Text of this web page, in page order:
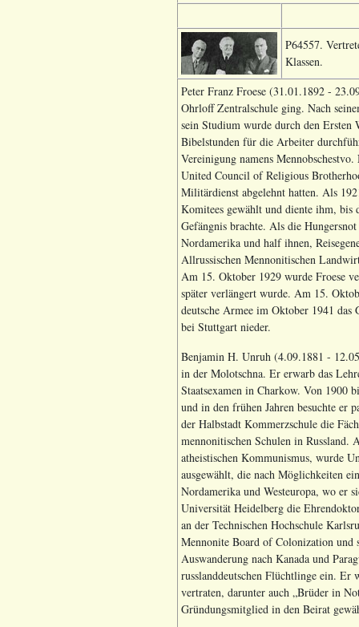
P64557.
Klassen.
Peter Franz Froese (31.01.1892 -
Ohrloff Zentralschule ging. Nach
sein Studium wurde durch den Ersten
Bibelstunden für die Arbeiter
Vereinigung namens
United Council of Religious
Militärdienst abgelehnt hatten. Als
Komitees gewählt und diente ihm, bis
Gefängnis brachte. Als die
Nordamerika und half ihnen,
Allrussischen Mennonitischen
Am 15. Oktober 1929 wurde Froese
später verlängert wurde. Am 15.
deutsche Armee im Oktober 1941
bei Stuttgart nieder.
Benjamin H. Unruh (4.09.1881 -
in der Molotschna. Er erwarb das
Staatsexamen in Charkow. Von 1900
und in den frühen Jahren besuchte er
der Halbstadt Kommerzschule die
mennonitischen Schulen in Russland.
atheistischen Kommunismus, wurde
ausgewählt, die nach Möglichkeiten
Nordamerika und Westeuropa, wo er
Universität Heidelberg die
an der Technischen Hochschule
Mennonite Board of Colonization und
Auswanderung nach Kanada und
russlanddeutschen Flüchtlinge ein. Er
vertraten, darunter auch „Brüder in
Gründungsmitglied in den Beirat